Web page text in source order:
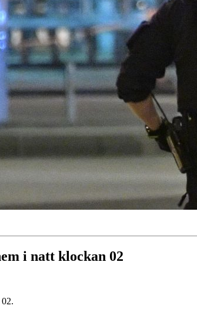
i natt klockan 02